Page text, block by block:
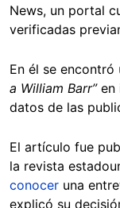
News, un portal
verificadas
En él se encontró
a William Barr”en
datos de las
El artículo fue
la revista
conocer una
explicó su